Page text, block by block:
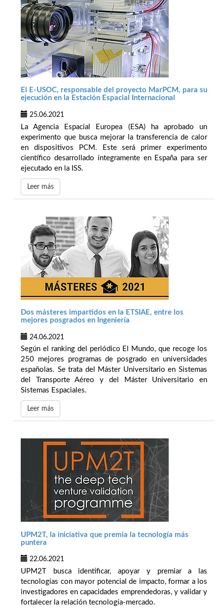
El E-USOC, responsable del proyecto MarPCM, para su
ejecución en la Estación Espacial Internacional
25.06.2021
La Agencia Espacial Europea (ESA) ha aprobado un
experimento que busca mejorar la transferencia de calor
en dispositivos PCM. Este será primer experimento
científico desarrollado íntegramente en España para ser
ejecutado en la ISS.
Leer más
Dos másteres impartidos en la ETSIAE, entre los
mejores posgrados en Ingeniería
24.06.2021
Según el ranking del periódico El Mundo, que recoge los
250 mejores programas de posgrado en universidades
españolas. Se trata del Máster Universitario en Sistemas
del Transporte Aéreo y del Máster Universitario en
Sistemas Espaciales.
Leer más
UPM2T, la iniciativa que premia la tecnología más
puntera
22.06.2021
UPM2T busca identificar, apoyar y premiar a las
tecnologías con mayor potencial de impacto, formar a los
investigadores en capacidades emprendedoras, y validar y
fortalecer la relación tecnología-mercado.